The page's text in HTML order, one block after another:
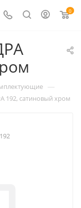
0
—
192, сатиновый хром